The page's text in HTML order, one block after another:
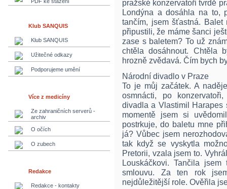
Klub SANQUIS
Klub SANQUIS
Užitečné odkazy
Podporujeme umění
Více z medicíny
Ze zahraničních serverů -
archiv
O očích
O zubech
Redakce
Redakce - kontakty
pražské konzervatoři tvrdě
Londýna a dosáhla na to,
tančím, jsem šťastná. Balet
připustili, že máme šanci
zase s baletem? To už
chtěla dosáhnout. Chtěla
hrozně zvědavá. Čím bych
Národní divadlo v Praze
To je můj začátek. A
osmnácti, po
divadla a Vlastimil Harapes
momentě jsem si
postrkuje, do baletu mne
já? Vůbec jsem
tak když se vyskytla
Pretorii, vzala jsem to.
Louskáčkovi. Tančila
smlouvu. Za ten rok
nejdůležitější role. Ověřila